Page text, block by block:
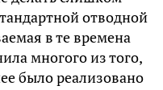
отводной
в те времена
многого из того,
было реализовано